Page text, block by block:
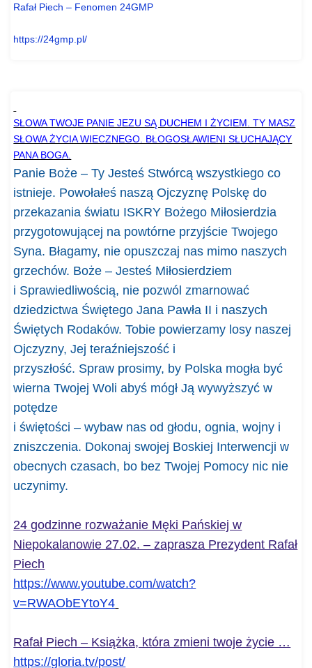
Rafał Piech – Fenomen 24GMP
https://24gmp.pl/
SŁOWA TWOJE PANIE JEZU SĄ DUCHEM I ŻYCIEM. TY MASZ
SŁOWA ŻYCIA WIECZNEGO. BŁOGOSŁAWIENI SŁUCHAJĄCY
PANA BOGA.
Panie Boże – Ty Jesteś Stwórcą wszystkiego co
istnieje. Powołałeś naszą Ojczyznę Polskę do
przekazania światu ISKRY Bożego Miłosierdzia
przygotowującej na powtórne przyjście Twojego
Syna. Błagamy, nie opuszczaj nas mimo naszych
grzechów. Boże – Jesteś Miłosierdziem
i Sprawiedliwością, nie pozwól zmarnować
dziedzictwa Świętego Jana Pawła II i naszych
Świętych Rodaków. Tobie powierzamy losy naszej
Ojczyzny, Jej teraźniejszość i
przyszłość. Spraw prosimy, by Polska mogła być
wierna Twojej Woli abyś mógł Ją wywyższyć w
potędze
i świętości–wybaw nas od głodu, ognia, wojny i
zniszczenia. Dokonaj swojej Boskiej Interwencji w
obecnych czasach, bo bez Twojej Pomocy nic nie
uczynimy.
24 godzinne rozważanie Męki Pańskiej w
Niepokalanowie 27.02. – zaprasza Prezydent Rafał
Piech
https://www.youtube.com/watch?
v=RWAObEYtoY4
Rafał Piech – Książka, która zmieni twoje życie …
https://gloria.tv/post/